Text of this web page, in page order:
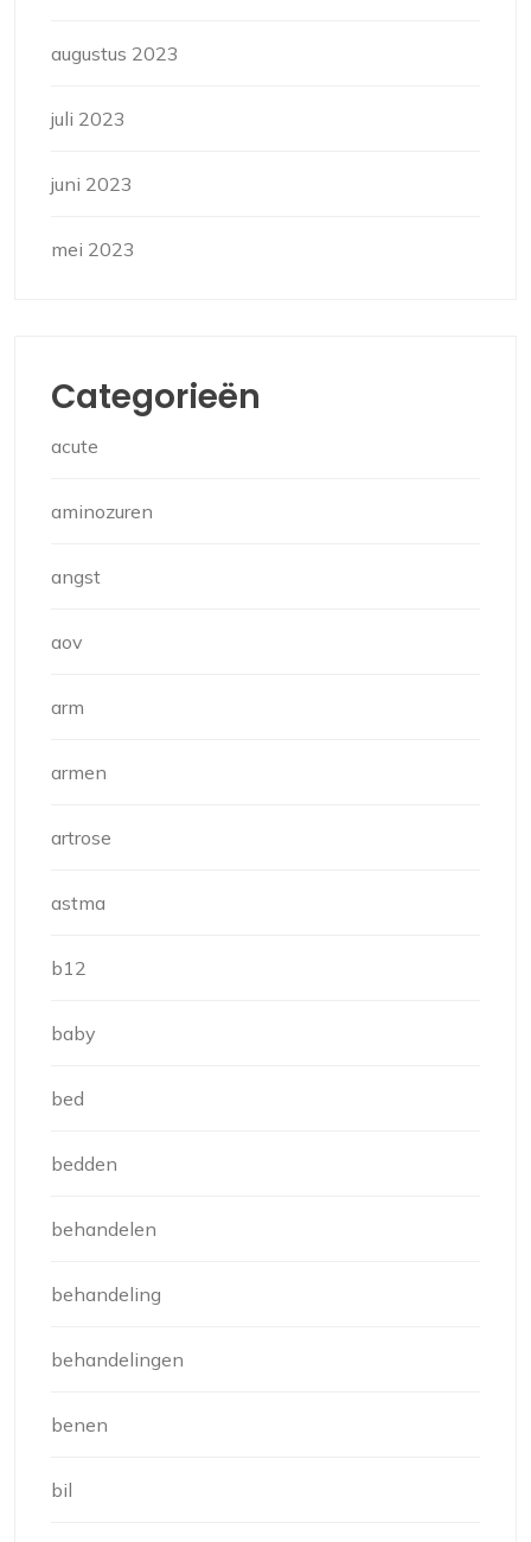
augustus 2023
juli 2023
juni 2023
mei 2023
Categorieën
acute
aminozuren
angst
aov
arm
armen
artrose
astma
b12
baby
bed
bedden
behandelen
behandeling
behandelingen
benen
bil